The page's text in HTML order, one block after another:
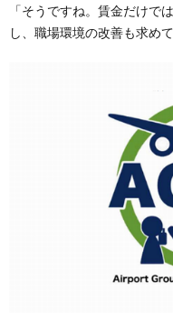
「そうですね。賃金だけで
し、職場環境の改善も求め